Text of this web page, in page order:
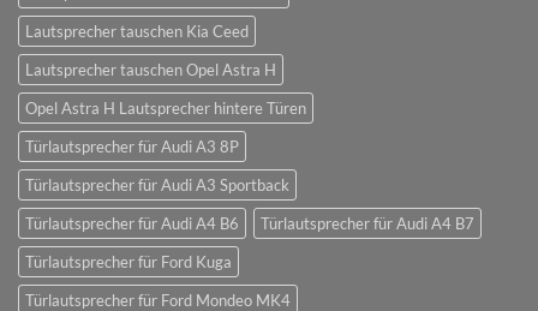
Lautsprecher tauschen Kia Ceed
Lautsprecher tauschen Opel Astra H
Opel Astra H Lautsprecher hintere Türen
Türlautsprecher für Audi A3 8P
Türlautsprecher für Audi A3 Sportback
Türlautsprecher für Audi A4 B6
Türlautsprecher für Audi A4 B7
Türlautsprecher für Ford Kuga
Türlautsprecher für Ford Mondeo MK4